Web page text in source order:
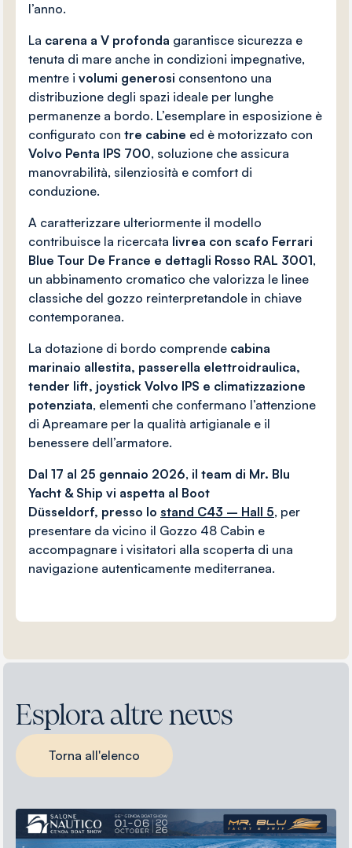
l’anno.
La carena a V profonda garantisce sicurezza e
tenuta di mare anche in condizioni impegnative,
mentre i volumi generosi consentono una
distribuzione degli spazi ideale per lunghe
permanenze a bordo. L’esemplare in esposizione è
configurato con tre cabine ed è motorizzato con
Volvo Penta IPS 700, soluzione che assicura
manovrabilità, silenziosità e comfort di
conduzione.
A caratterizzare ulteriormente il modello
contribuisce la ricercata livrea con scafo Ferrari
Blue Tour De France e dettagli Rosso RAL 3001,
un abbinamento cromatico che valorizza le linee
classiche del gozzo reinterpretandole in chiave
contemporanea.
La dotazione di bordo comprende cabina
marinaio allestita, passerella elettroidraulica,
tender lift, joystick Volvo IPS e climatizzazione
potenziata, elementi che confermano l’attenzione
di Apreamare per la qualità artigianale e il
benessere dell’armatore.
Dal 17 al 25 gennaio 2026, il team di Mr. Blu
Yacht & Ship vi aspetta al Boot
Düsseldorf, presso lo stand C43 – Hall 5, per
presentare da vicino il Gozzo 48 Cabin e
accompagnare i visitatori alla scoperta di una
navigazione autenticamente mediterranea.
Esplora altre news
Torna all'elenco